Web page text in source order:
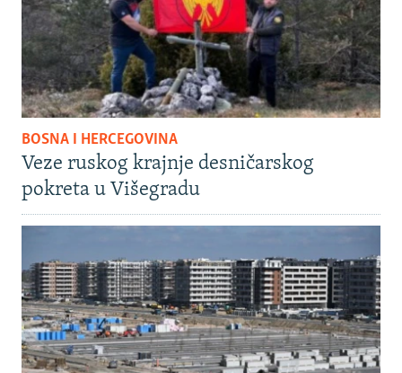
BOSNA I HERCEGOVINA
Veze ruskog krajnje desničarskog
pokreta u Višegradu